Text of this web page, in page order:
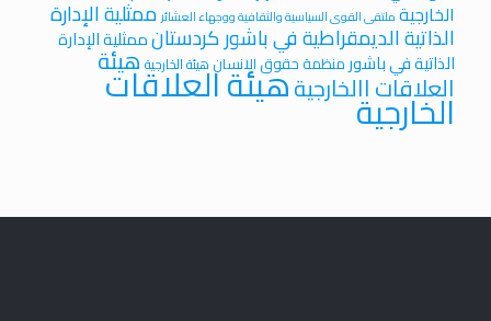
الخارجية ملتقى القوى السياسية والثقافية ووجهاء العشائر ممثلية الإدارة
الذاتية الديمقراطية في باشور كردستانممثلية الإدارة
الذاتية في باشور منظمة حقوق الانسان هيئة الخارجية هيئة
العلاقات االخارجيةهيئة العلاقات الخارجية